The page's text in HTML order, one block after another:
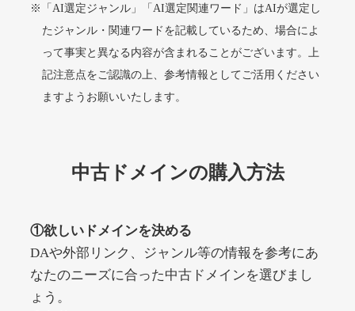
詳細を見る
ジャンルその他
DA51 外部リンク数 1202 ドメイン年齢1年
入札 0件
詳細を見る
10,800円 入札 0件
※「AI選定ジャンル」「AI選定関連ワード」はAIが選定し
たジャンル・関連ワードを記載しているため、場合によ
って事実と異なる内容が含まれることがございます。上
記注意点をご認識の上、参考情報としてご活用ください
ますようお願いいたします。
中古ドメインの購入方法
①欲しいドメインを決める
DAや外部リンク、ジャンル等の情報を参考にあ
なたのニーズに合った中古ドメインを選びまし
ょう。